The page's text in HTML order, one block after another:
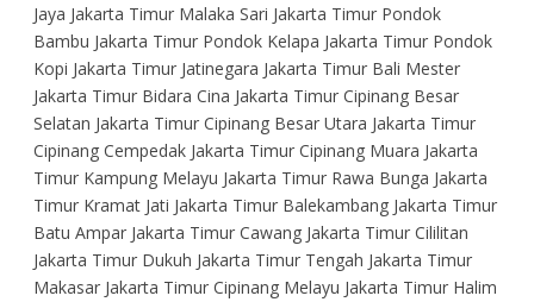
Jaya Jakarta Timur Malaka Sari Jakarta Timur Pondok
Bambu Jakarta Timur Pondok Kelapa Jakarta Timur Pondok
Kopi Jakarta Timur Jatinegara Jakarta Timur Bali Mester
Jakarta Timur Bidara Cina Jakarta Timur Cipinang Besar
Selatan Jakarta Timur Cipinang Besar Utara Jakarta Timur
Cipinang Cempedak Jakarta Timur Cipinang Muara Jakarta
Timur Kampung Melayu Jakarta Timur Rawa Bunga Jakarta
Timur Kramat Jati Jakarta Timur Balekambang Jakarta Timur
Batu Ampar Jakarta Timur Cawang Jakarta Timur Cililitan
Jakarta Timur Dukuh Jakarta Timur Tengah Jakarta Timur
Makasar Jakarta Timur Cipinang Melayu Jakarta Timur Halim